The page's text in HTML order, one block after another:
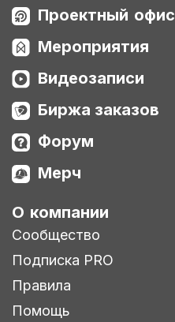
Проектный офис
Мероприятия
Видеозаписи
Биржа заказов
Форум
Мерч
О компании
Сообщество
Подписка PRO
Правила
Помощь